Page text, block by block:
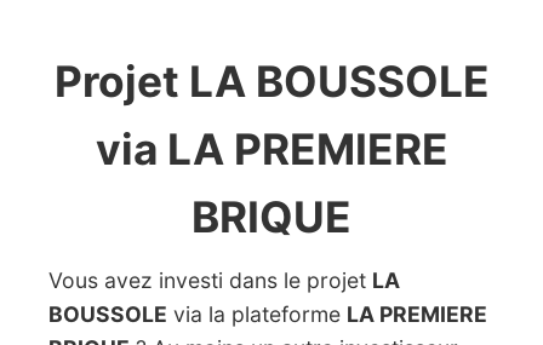
Projet LA BOUSSOLE
via LA PREMIERE
BRIQUE
Vous avez investi dans le projet LA
BOUSSOLE via la plateforme LA PREMIERE